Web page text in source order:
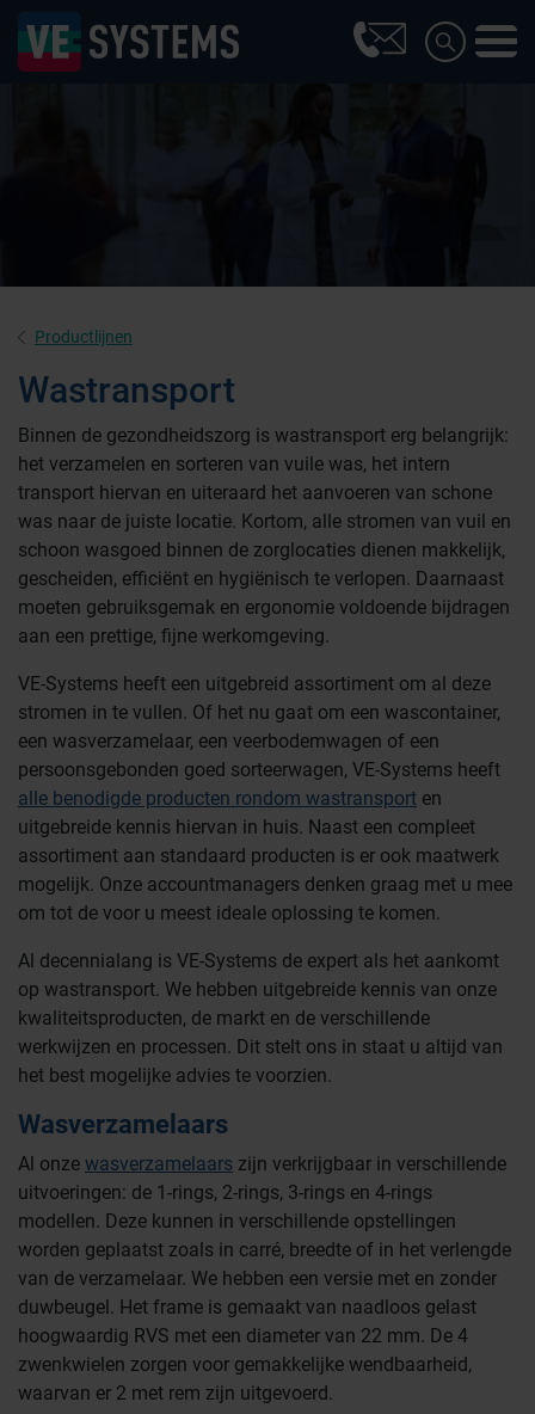
Productlijnen
Wastransport
Binnen de gezondheidszorg is wastransport erg belangrijk:
het verzamelen en sorteren van vuile was, het intern
transport hiervan en uiteraard het aanvoeren van schone
was naar de juiste locatie. Kortom, alle stromen van vuil en
schoon wasgoed binnen de zorglocaties dienen makkelijk,
gescheiden, efficiënt en hygiënisch te verlopen. Daarnaast
moeten gebruiksgemak en ergonomie voldoende bijdragen
aan een prettige, fijne werkomgeving.
VE-Systems heeft een uitgebreid assortiment om al deze
stromen in te vullen. Of het nu gaat om een wascontainer,
een wasverzamelaar, een veerbodemwagen of een
persoonsgebonden goed sorteerwagen, VE-Systems heeft
alle benodigde producten rondom wastransport en
uitgebreide kennis hiervan in huis. Naast een compleet
assortiment aan standaard producten is er ook maatwerk
mogelijk. Onze accountmanagers denken graag met u mee
om tot de voor u meest ideale oplossing te komen.
Al decennialang is VE-Systems de expert als het aankomt
op wastransport. We hebben uitgebreide kennis van onze
kwaliteitsproducten, de markt en de verschillende
werkwijzen en processen. Dit stelt ons in staat u altijd van
het best mogelijke advies te voorzien.
Wasverzamelaars
Al onze wasverzamelaars zijn verkrijgbaar in verschillende
uitvoeringen: de 1-rings, 2-rings, 3-rings en 4-rings
modellen. Deze kunnen in verschillende opstellingen
worden geplaatst zoals in carré, breedte of in het verlengde
van de verzamelaar. We hebben een versie met en zonder
duwbeugel. Het frame is gemaakt van naadloos gelast
hoogwaardig RVS met een diameter van 22 mm. De 4
zwenkwielen zorgen voor gemakkelijke wendbaarheid,
waarvan er 2 met rem zijn uitgevoerd.